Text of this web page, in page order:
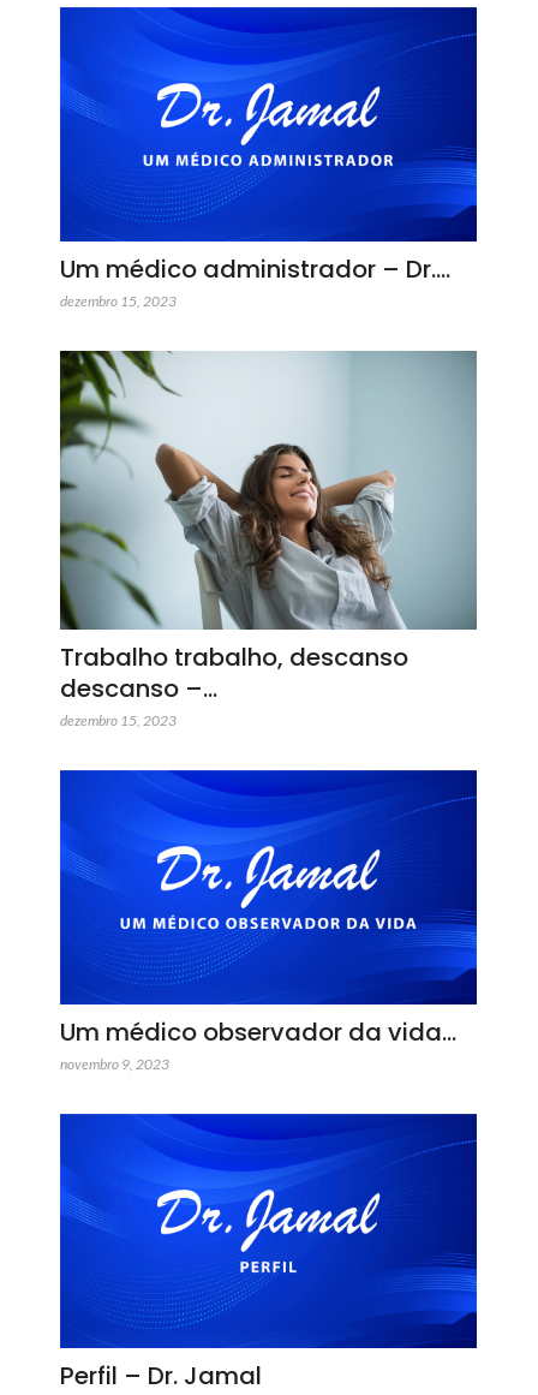
Um médico administrador – Dr.…
dezembro 15, 2023
Trabalho trabalho, descanso
descanso –…
dezembro 15, 2023
Um médico observador da vida…
novembro 9, 2023
Perfil – Dr. Jamal